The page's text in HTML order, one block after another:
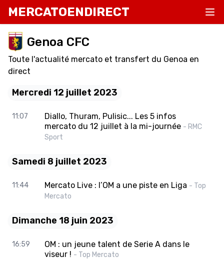
MERCATOENDIRECT
Genoa CFC
Toute l'actualité mercato et transfert du Genoa en
direct
Mercredi 12 juillet 2023
11:07
Diallo, Thuram, Pulisic... Les 5 infos
mercato du 12 juillet à la mi-journée - RMC
Sport
Samedi 8 juillet 2023
11:44 Mercato Live : l’OM a une piste en Liga - Top
Mercato
Dimanche 18 juin 2023
16:59
OM : un jeune talent de Serie A dans le
viseur ! - Top Mercato